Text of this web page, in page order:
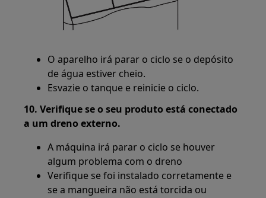
O aparelho irá parar o ciclo se o depósito
de água estiver cheio.
Esvazie o tanque e reinicie o ciclo.
10. Verifique se o seu produto está conectado
a um dreno externo.
A máquina irá parar o ciclo se houver
algum problema com o dreno
Verifique se foi instalado corretamente e
se a mangueira não está torcida ou